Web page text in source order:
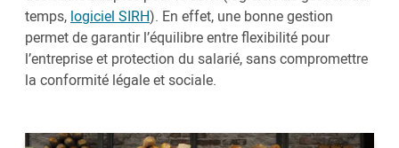
temps, logiciel SIRH). En effet, une bonne gestion
permet de garantir l’équilibre entre flexibilité pour
l’entreprise et protection du salarié, sans compromettre
la conformité légale et sociale.